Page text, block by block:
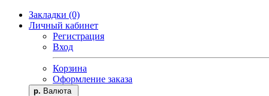
Закладки (0)
Личный кабинет
Регистрация
Вход
Корзина
Оформление заказа
р. Валюта